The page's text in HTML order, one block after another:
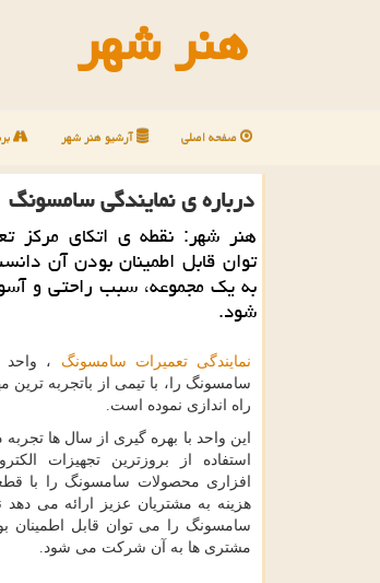
هنر شهر
صفحه اصلی آرشیو هنر شهر
درباره ی نمایندگی سامسونگ
هنر شهر: نقطه ی اتكای مركز
توان قابل اطمینان بودن آن
به یك مجموعه، سبب راحتی و
شود.
نمایندگی تعمیرات سامسونگ ،
سامسونگ را، با تیمی از باتجربه
راه اندازی نموده است.
این واحد با بهره گیری از سال ها
استفاده از بروزترین تجهیزات
افزاری محصولات سامسونگ را با
هزینه به مشتریان عزیز ارائه می
سامسونگ را می توان قابل اطمینان
مشتری ها به آن شرکت می شود.